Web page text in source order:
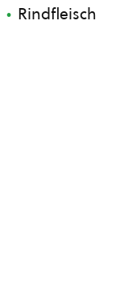
Rindfleisch